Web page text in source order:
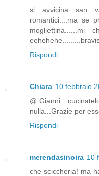
si avvicina san
romantici....ma se
mogliettina......mi
Rispondi
Chiara 10 febbraio
@ Gianni :
nulla...Grazie per
Rispondi
merendasinoira 10
che sciccheria! ma